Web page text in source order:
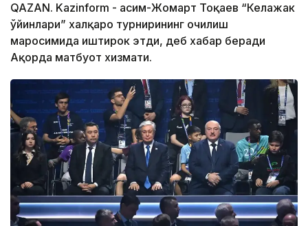
QAZAN. Kazinform - Қасим-Жомарт Тоқаев “Келажак
ўйинлари” халқаро турнирининг очилиш
маросимида иштирок этди, деб хабар беради
Ақорда матбуот хизмати.